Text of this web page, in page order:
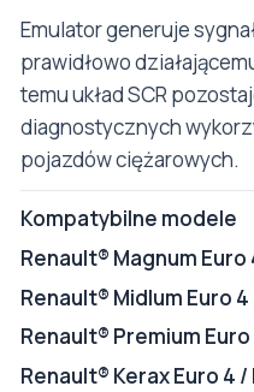
Emulator generuje
prawidłowo
temu układ SCR
diagnostycznych
pojazdów ciężarowych.
Kompatybilne modele
Renault® Magnum Euro
Renault® Midlum Euro 4
Renault® Premium Euro
Renault® Kerax Euro 4 /